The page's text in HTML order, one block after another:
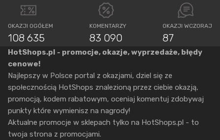
OKAZJI OGÓŁEM
108 635
KOMENTARZY
83 090
OKAZJI WCZORAJ
87
HotShops.pl - promocje, okazje, wyprzedaże, błędy
cenowe!
Najlepszy w Polsce portal z okazjami, dziel się ze
społecznością HotShops znalezioną przez ciebie okazją,
promocją, kodem rabatowym, oceniaj komentuj zdobywaj
punkty które wymienisz na nagrody!
Aktualne promocje w sklepach tylko na HotShops.pl - to
twoja strona z promocjami.